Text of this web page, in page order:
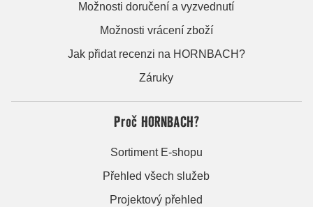
Možnosti doručení a vyzvednutí
Možnosti vrácení zboží
Jak přidat recenzi na HORNBACH?
Záruky
Proč HORNBACH?
Sortiment E-shopu
Přehled všech služeb
Projektový přehled